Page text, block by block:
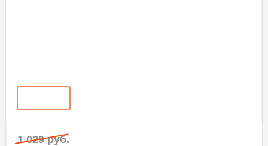
1 029 руб.